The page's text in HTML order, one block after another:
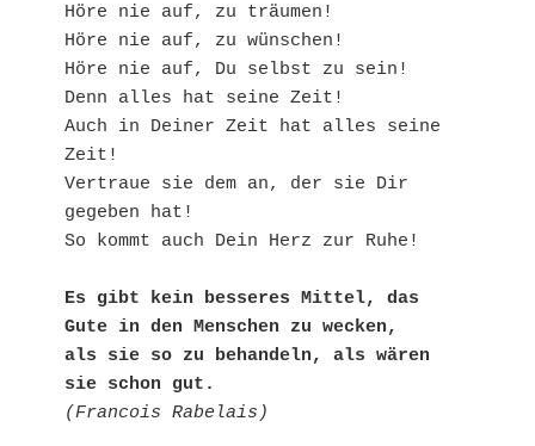
Höre nie auf, zu träumen!
Höre nie auf, zu wünschen!
Höre nie auf, Du selbst zu sein!
Denn alles hat seine Zeit!
Auch in Deiner Zeit hat alles seine
Zeit!
Vertraue sie dem an, der sie Dir
gegeben hat!
So kommt auch Dein Herz zur Ruhe!
Es gibt kein besseres Mittel, das
Gute in den Menschen zu wecken,
als sie so zu behandeln, als wären
sie schon gut.
(Francois Rabelais)